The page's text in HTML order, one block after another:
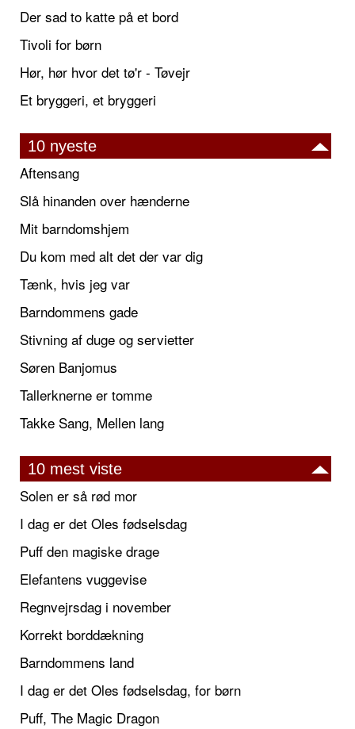
Der sad to katte på et bord
Tivoli for børn
Hør, hør hvor det tø'r - Tøvejr
Et bryggeri, et bryggeri
10 nyeste
Aftensang
Slå hinanden over hænderne
Mit barndomshjem
Du kom med alt det der var dig
Tænk, hvis jeg var
Barndommens gade
Stivning af duge og servietter
Søren Banjomus
Tallerknerne er tomme
Takke Sang, Mellen lang
10 mest viste
Solen er så rød mor
I dag er det Oles fødselsdag
Puff den magiske drage
Elefantens vuggevise
Regnvejrsdag i november
Korrekt borddækning
Barndommens land
I dag er det Oles fødselsdag, for børn
Puff, The Magic Dragon